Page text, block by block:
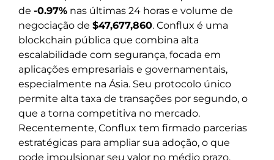
de -0.97% nas últimas 24 horas e volume de
negociação de $47,677,860. Conflux é uma
blockchain pública que combina alta
escalabilidade com segurança, focada em
aplicações empresariais e governamentais,
especialmente na Ásia. Seu protocolo único
permite alta taxa de transações por segundo, o
que a torna competitiva no mercado.
Recentemente, Conflux tem firmado parcerias
estratégicas para ampliar sua adoção, o que
pode impulsionar seu valor no médio prazo.